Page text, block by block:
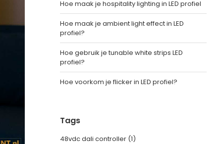
Hoe maak je hospitality lighting in LED profiel
Hoe maak je ambient light effect in LED
profiel?
Hoe gebruik je tunable white strips LED
profiel?
Hoe voorkom je flicker in LED profiel?
Tags
48vdc dali controller (1)